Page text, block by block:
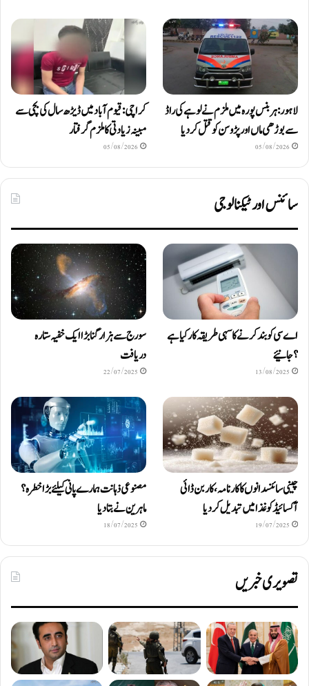
لاہور: ہربنس پورہ میں ملزم نے لوہے کی راڈ
سے بوڑھی ماں اور پڑوسن کو قتل کر دیا
05/08/2026
کراچی: قیوم آباد میں ڈیڑھ سال کی بچی سے
مبینہ زیادتی کا ملزم گرفتار
05/08/2026
سائنس اور ٹیکنالوجی
اے سی کو بند کرنے کا سہی طریقہ کار کیا ہے
؟ جانیئے
13/08/2025
سورج سے ہزار گنا بڑا ایک خفیہ ستارہ
دریافت
22/07/2025
چینی سائنسدانوں کا کارنامہ، کاربن ڈائی
آکسائیڈ کو غذا میں تبدیل کردیا
19/07/2025
مصنوعی ذہانت ہمارے پانی کیلئے بڑا خطرہ؟
ماہرین نے بتا دیا
18/07/2025
تصویری خبریں